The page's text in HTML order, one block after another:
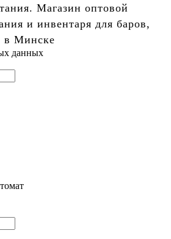
Магазин оптовой
и инвентаря для баров,
в Минске
данных